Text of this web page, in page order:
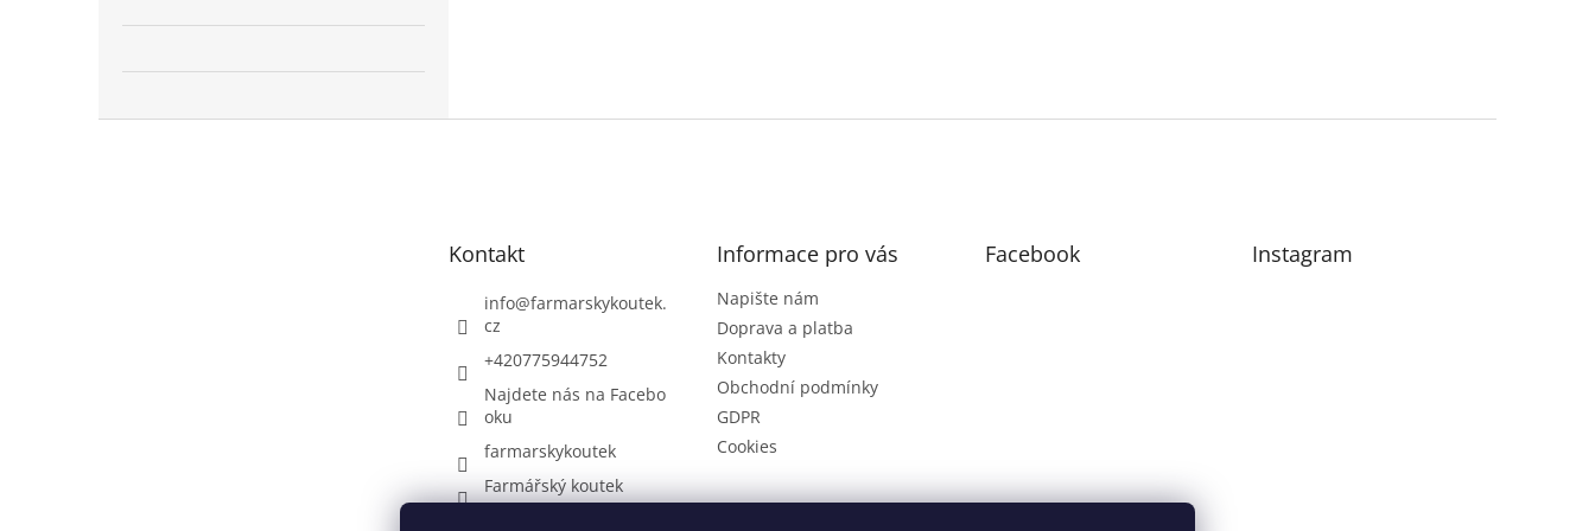
Kontakt
info@farmarskykoutek.
cz
+420775944752
Najdete nás na Facebo
oku
farmarskykoutek
Farmářský koutek
Informace pro vás
Napište nám
Doprava a platba
Kontakty
Obchodní podmínky
GDPR
Cookies
Facebook Instagram